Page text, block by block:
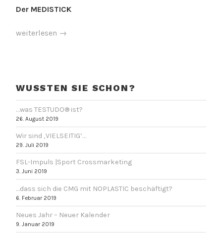
Der MEDISTICK
„…
gibt?“
weiterlesen →
r
s
c
h
l
a
g
w
r
t
e
t
WUSSTEN SIE SCHON?
…was TESTUDO® ist?
26. August 2019
Wir sind ‚VIELSEITIG’…
29. Juli 2019
FSL-Impuls |Sport Crossmarketing
3. Juni 2019
…dass sich die CMG mit NOPLASTIC beschäftigt?
6. Februar 2019
Neues Jahr – Neuer Kalender
9. Januar 2019